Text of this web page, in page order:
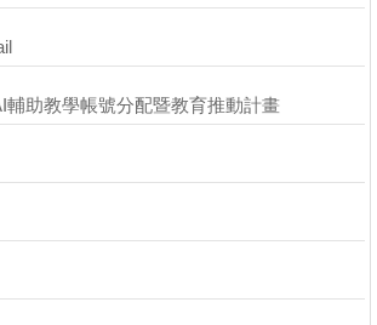
輔助教學帳號分配暨教育推動計畫